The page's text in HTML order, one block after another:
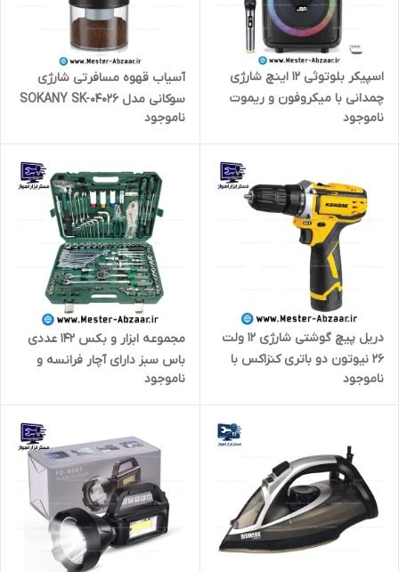
اسپیکر بلوتوثی 12 اینچ شارژی
چمدانی با میکروفون و ریموت
مدل JBR 1205 بلندگو
ناموجود
آسیاب قهوه مسافرتی شارژی
سوکانی مدل SOKANY SK-04026
ناموجود
دریل پیچ گوشتی شارژی 12 ولت
26 نیوتون دو باتری کنزاکس با
گارانتی یک سال با کیف مدل
KENZAX 8112
ناموجود
مجموعه ابزار و بکس 142 عددی
باس سبز دارای آچار فرانسه و
142pcs LIFE-STYLE
ناموجود